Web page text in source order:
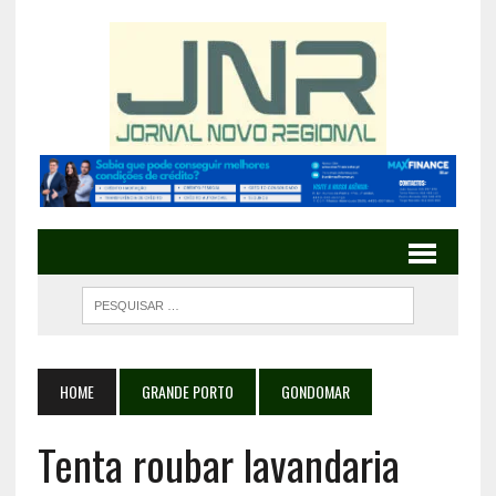
HOME GRANDE PORTO GONDOMAR
Tenta roubar lavandaria